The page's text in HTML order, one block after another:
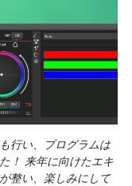
行い、プログラムは
！ 来年に向けたエキ
整い、楽しみにして